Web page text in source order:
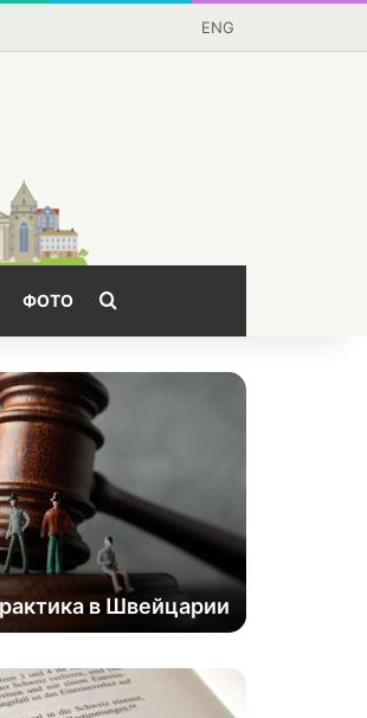
ENG
ФОТО Поищем?
в Швейцарии